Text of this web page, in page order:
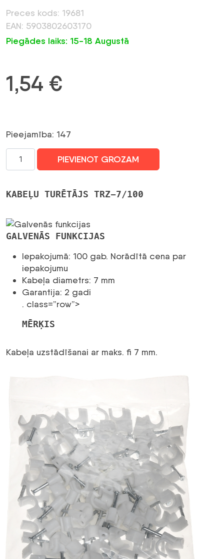
Preces kods: 19681
EAN: 5903802603170
Piegādes laiks: 15-18 Augustā
1,54 €
Pieejamība: 147
KABEĻA
TURĒTĀJS
7/100
BALTS
PIEVIENOT GROZAM
KABEĻU TURĒTĀJS TRZ-7/100
GALVENĀS FUNKCIJAS
Iepakojumā: 100 gab. Norādītā cena par
iepakojumu
Kabeļa diametrs: 7 mm
Garantija: 2 gadi
. class=”row”>
MĒRĶIS
Kabeļa uzstādīšanai ar maks. fi 7 mm.